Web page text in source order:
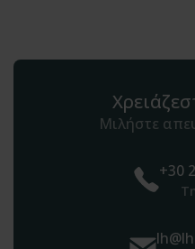
Μιλήστε
+30